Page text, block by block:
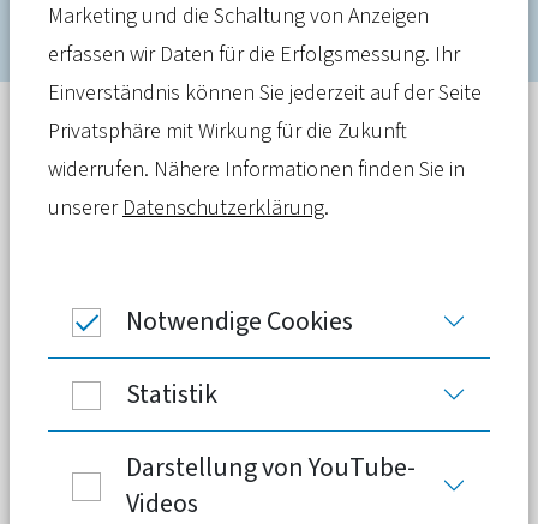
Meldung 17. April 2023
Im Koalitionsvertrag hat die Ampel eine
gestellt. Ein von der PKV eingesetztes,
unabhängiges und interdisziplinäres
Gremium hat dafür einen Vorschlag
erarbeitet. Die Vorstellung sorgte für
große Aufmerksamkeit.
Marketing und die Schaltung von Anzeigen
erfassen wir Daten für die Erfolgsmessung. Ihr
Einverständnis können Sie jederzeit auf der Seite
Privatsphäre mit Wirkung für die Zukunft
widerrufen. Nähere Informationen finden Sie in
unsererDatenschutzerklärung.
Notwendige Cookies
Statistik
Darstellung von YouTube-
Videos